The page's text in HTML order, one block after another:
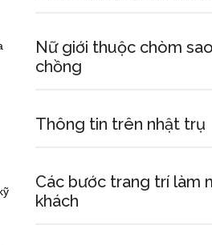
Nữ giới thuộc chòm
chồng
Thông tin trên nhật trụ
Các bước trang trí làm
khách